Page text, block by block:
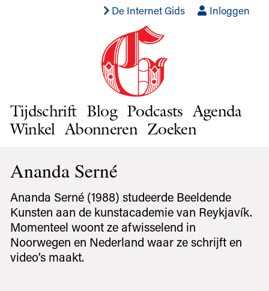
De Internet Gids Inloggen
Tijdschrift Blog Podcasts Agenda
Winkel Abonneren Zoeken
Ananda Serné
Ananda Serné (1988) studeerde Beeldende
Kunsten aan de kunstacademie van Reykjavík.
Momenteel woont ze afwisselend in
Noorwegen en Nederland waar ze schrijft en
video’s maakt.